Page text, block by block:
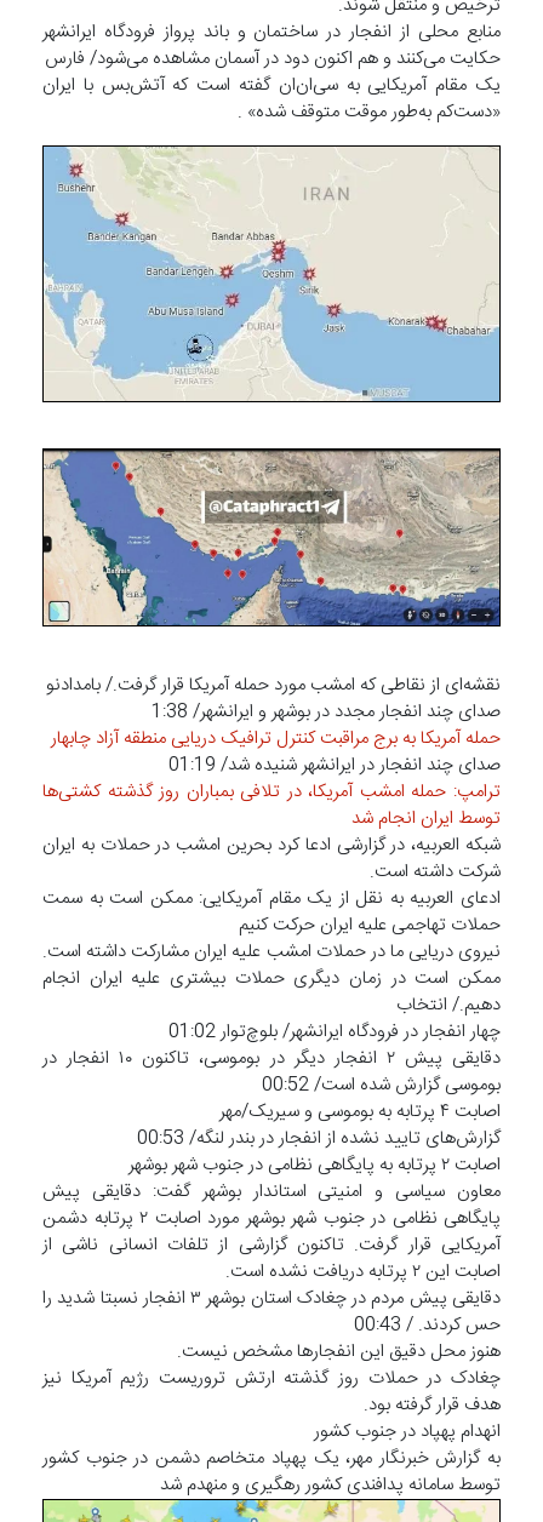
منابع محلی از انفجار در ساختمان و باند پرواز فرودگاه ایرانشهر
حکایت می‌کنند و هم اکنون دود در آسمان مشاهده می‌شود/ فارس
یک مقام آمریکایی به سی‌ان‌ان گفته است که آتش‌بس با ایران
«دست‌کم به‌طور موقت متوقف شده» .
نقشه‌ای از نقاطی که امشب مورد حمله آمریکا قرار گرفت./ بامدادنو
صدای چند انفجار مجدد در بوشهر و ایرانشهر/ 1:38
حمله آمریکا به برج مراقبت کنترل ترافیک دریایی منطقه آزاد چابهار
صدای چند انفجار در ایرانشهر شنیده شد/ 01:19
ترامپ: حمله امشب آمریکا، در تلافی بمباران روز گذشته کشتی‌ها
توسط ایران انجام شد
شبکه العربیه، در گزارشی ادعا کرد بحرین امشب در حملات به ایران
شرکت داشته است.
ادعای العربیه به نقل از یک مقام آمریکایی: ممکن است به سمت
حملات تهاجمی علیه ایران حرکت کنیم
نیروی دریایی ما در حملات امشب علیه ایران مشارکت داشته است.
ممکن است در زمان دیگری حملات بیشتری علیه ایران انجام
دهیم./ انتخاب
چهار انفجار در فرودگاه ایرانشهر/ بلوچ‌توار 01:02
دقایقی پیش ۲ انفجار دیگر در بوموسی، تاکنون ۱۰ انفجار در
بوموسی گزارش شده است/ 00:52
اصابت ۴ پرتابه به بوموسی و سیریک/مهر
گزارش‌های تایید نشده از انفجار در بندر لنگه/ 00:53
اصابت ۲ پرتابه به پایگاهی نظامی در جنوب شهر بوشهر
معاون سیاسی و امنیتی استاندار بوشهر گفت: دقایقی پیش
پایگاهی نظامی در جنوب شهر بوشهر مورد اصابت ۲ پرتابه دشمن
آمریکایی قرار گرفت. تاکنون گزارشی از تلفات انسانی ناشی از
اصابت این ۲ پرتابه دریافت نشده است‌.
دقایقی پیش مردم در چغادک استان بوشهر ۳ انفجار نسبتا شدید را
حس کردند. / 00:43
هنوز محل دقیق این انفجارها مشخص نیست.
چغادک در حملات روز گذشته ارتش تروریست رژیم آمریکا نیز
هدف قرار گرفته بود.
انهدام پهپاد در جنوب کشور
به گزارش خبرنگار مهر، یک پهپاد متخاصم دشمن در جنوب کشور
توسط سامانه پدافندی کشور رهگیری و منهدم شد